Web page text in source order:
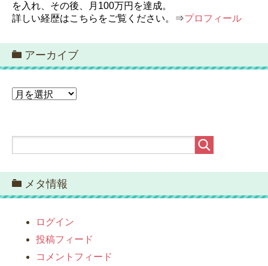
を入れ、その後、月100万円を達成。
詳しい経歴はこちらをご覧ください。⇒プロフィール
アーカイブ
ア
メタ情報
ログイン
投稿フィード
コメントフィード